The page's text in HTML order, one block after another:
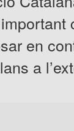
en
a